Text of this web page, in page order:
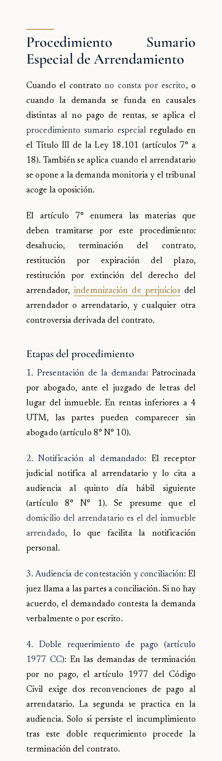
Procedimiento Sumario
Especial de Arrendamiento
Cuando el contratono consta por escrito, o
cuando la demanda se funda en causales
distintas al no pago de rentas, se aplica el
procedimiento sumario especialregulado en
el Título III de la Ley 18.101 (artículos 7° a
18). También se aplica cuando el arrendatario
se opone a la demanda monitoria y el tribunal
acoge la oposición.
El artículo 7° enumera las materias que
deben tramitarse por este procedimiento:
desahucio, terminación del contrato,
restitución por expiración del plazo,
restitución por extinción del derecho del
arrendador,indemnización de perjuicios del
arrendador o arrendatario, y cualquier otra
controversia derivada del contrato.
Etapas del procedimiento
1. Presentación de la demanda: Patrocinada
por abogado, ante el juzgado de letras del
lugar del inmueble. En rentas inferiores a 4
UTM, las partes pueden comparecer sin
abogado (artículo 8° N° 10).
2. Notificación al demandado: El receptor
judicial notifica al arrendatario y lo cita a
audiencia al quinto día hábil siguiente
(artículo 8° N° 1). Se presume que el
domicilio del arrendatario es el del inmueble
arrendado, lo que facilita la notificación
personal.
3. Audiencia de contestación y conciliación: El
juez llama a las partes a conciliación. Si no hay
acuerdo, el demandado contesta la demanda
verbalmente o por escrito.
4. Doble requerimiento de pago (artículo
1977 CC): En las demandas de terminación
por no pago, el artículo 1977 del Código
Civil exige dos reconvenciones de pago al
arrendatario. La segunda se practica en la
audiencia. Solo si persiste el incumplimiento
tras este doble requerimiento procede la
terminación del contrato.